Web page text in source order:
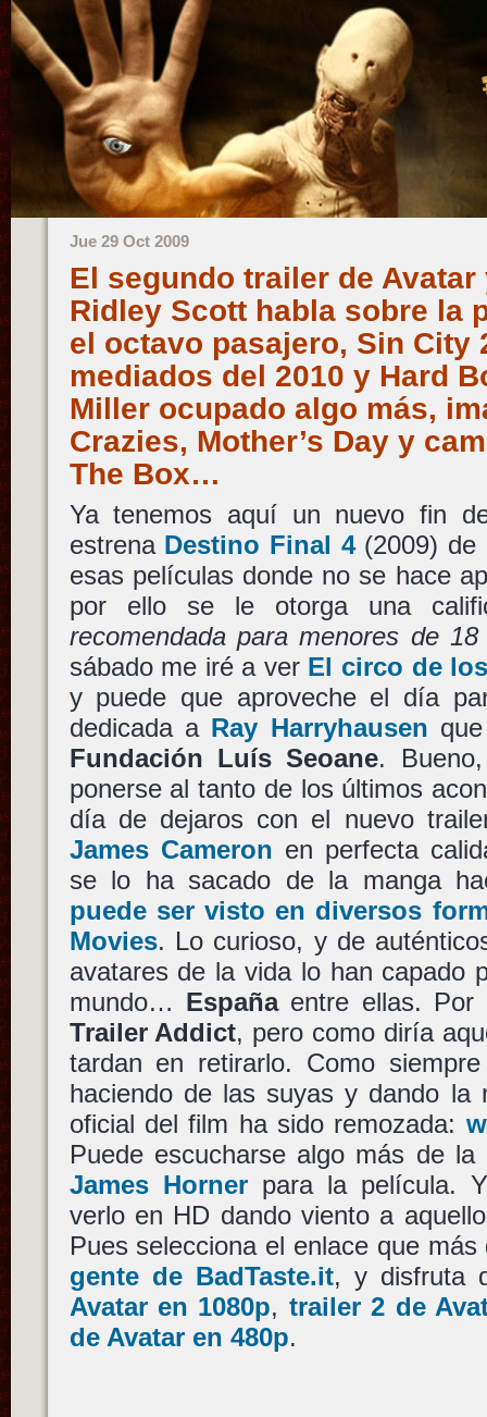
Jue 29 Oct 2009
El segundo trailer de Avatar
Ridley Scott habla sobre la
el octavo pasajero, Sin City
mediados del 2010 y Hard
Miller ocupado algo más,
Crazies, Mother’s Day y
The Box…
Ya tenemos aquí un nuevo fin
estrena Destino Final 4(2009) de
esas películas donde no se hace
por ello se le otorga una
recomendada para menores de 18
sábado me iré a ver El circo de
y puede que aproveche el día
dedicada a Ray Harryhausen
Fundación Luís Seoane.
ponerse al tanto de los últimos
día de dejaros con el nuevo
James Cameron en perfecta
se lo ha sacado de la manga
puede ser visto en diversos
Movies. Lo curioso, y de
avatares de la vida lo han capado
mundo… Españaentre ellas. Por
Trailer Addict, pero como diría
tardan en retirarlo. Como
haciendo de las suyas y dando la
oficial del film ha sido remozada:
Puede escucharse algo más de
James Hornerpara la película.
verlo en HD dando viento a
Pues selecciona el enlace que
gente de BadTaste.it, y disfruta
Avatar en 1080p, trailer 2 de
de Avatar en 480p.